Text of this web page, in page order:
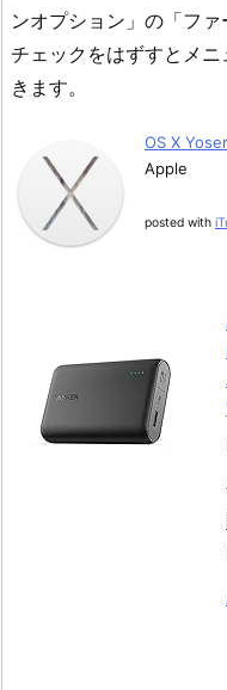
ンオプション」の「フ
チェックをはずすとメ
きます。
OS X
Apple
posted with